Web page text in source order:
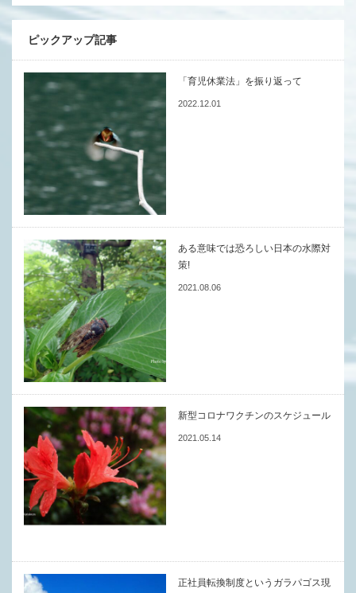
ピックアップ記事
「育児休業法」を振り返って
2022.12.01
ある意味では恐ろしい日本の水際対
策!
2021.08.06
新型コロナワクチンのスケジュール
2021.05.14
正社員転換制度というガラパゴス現